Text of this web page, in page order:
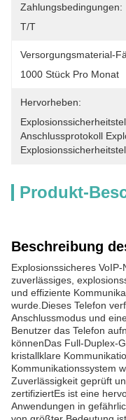
Zahlungsbedingungen:
T/T
Versorgungsmaterial-
1000 Stück Pro Monat
Hervorheben:
Anschlussprotokoll
Produkt-
Beschreibung
Explosionssicheres
zuverlässiges,
und effiziente
wurde.Dieses Telefon
Anschlussmodus und
Benutzer das Telefon
könnenDas Full-Duplex-
kristallklare
Kommunikationssystem
Zuverlässigkeit geprüft
zertifiziertEs ist eine
Anwendungen in